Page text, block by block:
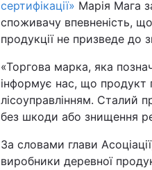
сертифікації» Марія Мага
споживачу впевненість,
продукції не призведе до
«Торгова марка, яка
інформує нас, що продукт
лісоуправлінням. Сталий
без шкоди або знищення
За словами глави
виробники деревної